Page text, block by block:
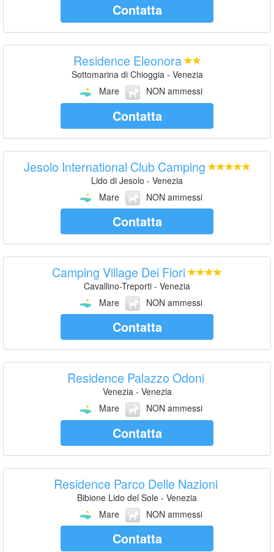
Contatta
Residence Eleonora
Sottomarina di Chioggia - Venezia
Mare
NON ammessi
Contatta
Jesolo International Club Camping
Lido di Jesolo - Venezia
Mare
NON ammessi
Contatta
Camping Village Dei Fiori
Cavallino-Treporti - Venezia
Mare
NON ammessi
Contatta
Residence Palazzo Odoni
Venezia - Venezia
Mare
NON ammessi
Contatta
Residence Parco Delle Nazioni
Bibione Lido del Sole - Venezia
Mare
NON ammessi
Contatta